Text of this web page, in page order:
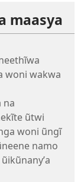
maasya
woni wakwa
na
ũtwi
woni ũngĩ
namo